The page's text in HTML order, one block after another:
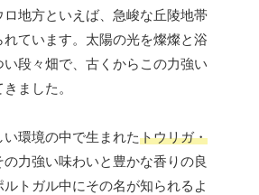
ロ地方といえば、急峻な丘陵地帯
ています。太陽の光を燦燦と浴
段々畑で、古くからこの力強い
ました。
い環境の中で生まれたトウリガ・
の力強い味わいと豊かな香りの良
トガル中にその名が知られるよ